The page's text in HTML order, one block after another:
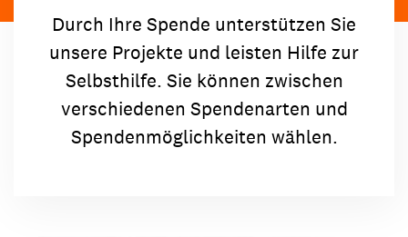
Durch Ihre Spende unterstützen Sie
unsere Projekte und leisten Hilfe zur
Selbsthilfe. Sie können zwischen
verschiedenen Spendenarten und
Spendenmöglichkeiten wählen.